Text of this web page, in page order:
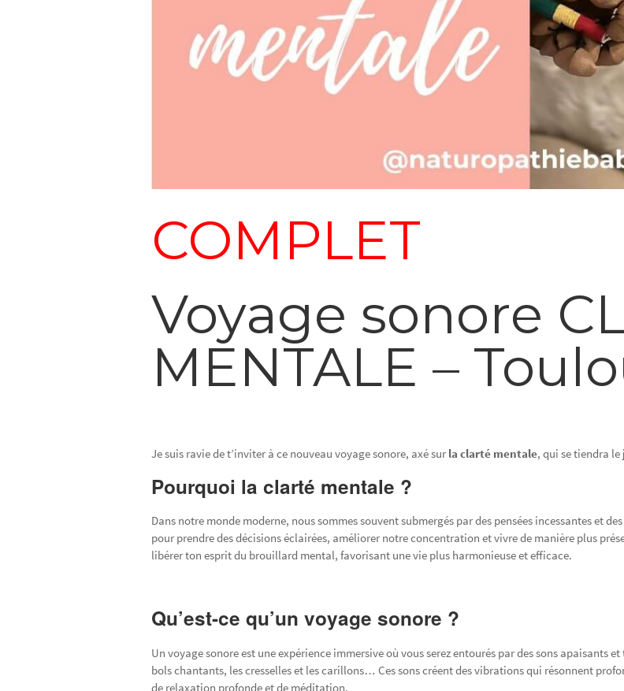
COMPLET
Voyage sonore
MENTALE –
Je suis ravie de t’inviter à ce nouveau voyage sonore, axé sur la clarté mentale, qui se tiendra le
Pourquoi la clarté mentale ?
Dans notre monde moderne, nous sommes souvent submergés par des pensées incessantes et
pour prendre des décisions éclairées, améliorer notre concentration et vivre de manière plus
libérer ton esprit du brouillard mental, favorisant une vie plus harmonieuse et efficace.
Qu’est-ce qu’un voyage sonore ?
Un voyage sonore est une expérience immersive où vous serez entourés par des sons apaisants
bols chantants, les cresselles et les carillons… Ces sons créent des vibrations qui résonnent
de relaxation profonde et de méditation.